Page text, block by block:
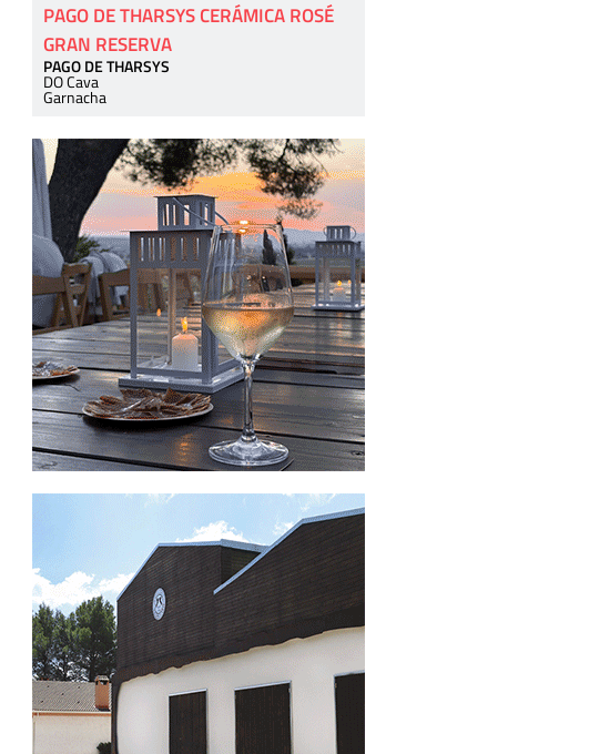
PAGO DE THARSYS CERÁMICA ROSÉ
GRAN RESERVA
PAGO DE THARSYS
DO Cava
Garnacha